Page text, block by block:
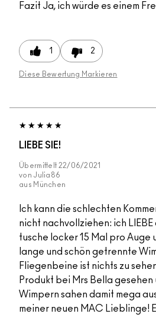
Fazit Ja, ich würde es einem
1 2
Diese Bewertung Markieren
LIEBE SIE!
Übermittelt 22/06/2021
von Julia86
aus München
Ich kann die schlechten
nicht nachvollziehen: ich
tusche locker 15 Mal pro Auge
lange und schön getrennte
Fliegenbeine ist nichts zu
Produkt bei Mrs Bella gesehen
Wimpern sahen damit mega
meiner neuen MAC Lieblinge!